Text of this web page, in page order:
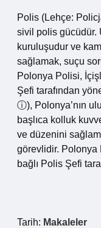
Polis (Lehçe:
sivil polis gücüdür.
kuruluşudur ve
sağlamak, suçu
Polonya Polisi,
Şefi tarafından
ⓘ), Polonya’nın
başlıca kolluk
ve düzenini
görevlidir. Polonya
bağlı Polis Şefi
Tarih: Makaleler